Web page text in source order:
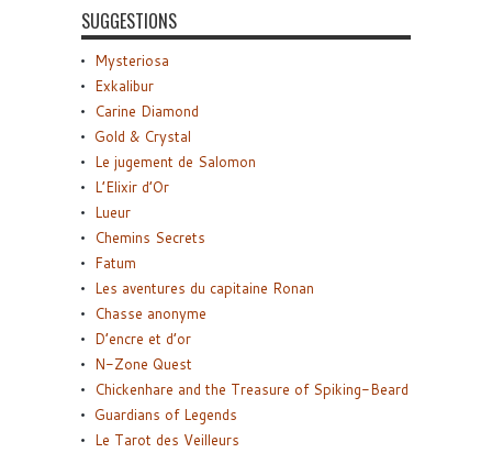
SUGGESTIONS
Mysteriosa
Exkalibur
Carine Diamond
Gold & Crystal
Le jugement de Salomon
L’Elixir d’Or
Lueur
Chemins Secrets
Fatum
Les aventures du capitaine Ronan
Chasse anonyme
D’encre et d’or
N-Zone Quest
Chickenhare and the Treasure of Spiking-Beard
Guardians of Legends
Le Tarot des Veilleurs